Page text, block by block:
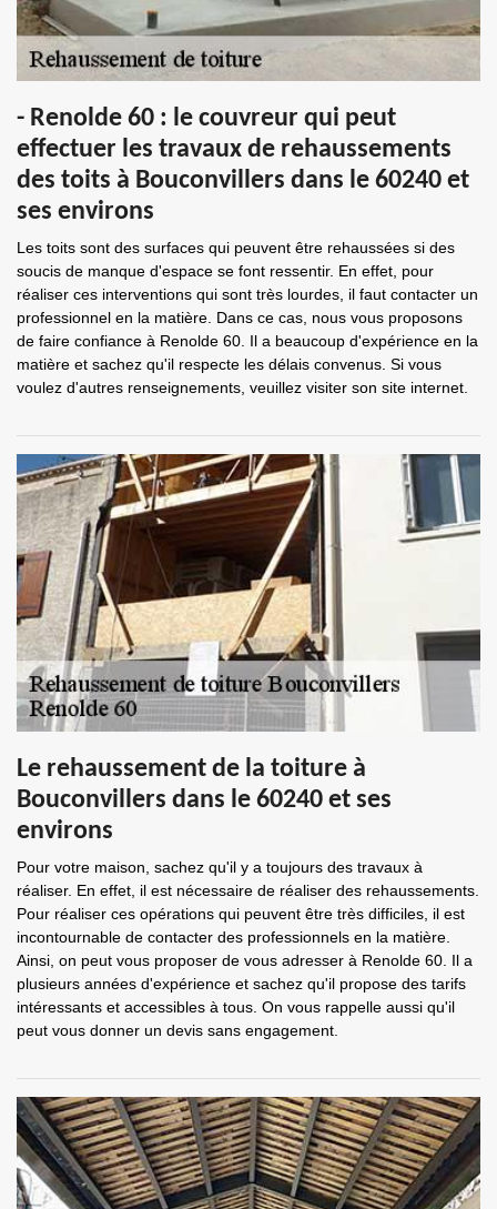
- Renolde 60 : le couvreur qui peut
effectuer les travaux de rehaussements
des toits à Bouconvillers dans le 60240 et
ses environs
Les toits sont des surfaces qui peuvent être rehaussées si des
soucis de manque d'espace se font ressentir. En effet, pour
réaliser ces interventions qui sont très lourdes, il faut contacter un
professionnel en la matière. Dans ce cas, nous vous proposons
de faire confiance à Renolde 60. Il a beaucoup d'expérience en la
matière et sachez qu'il respecte les délais convenus. Si vous
voulez d'autres renseignements, veuillez visiter son site internet.
Le rehaussement de la toiture à
Bouconvillers dans le 60240 et ses
environs
Pour votre maison, sachez qu'il y a toujours des travaux à
réaliser. En effet, il est nécessaire de réaliser des rehaussements.
Pour réaliser ces opérations qui peuvent être très difficiles, il est
incontournable de contacter des professionnels en la matière.
Ainsi, on peut vous proposer de vous adresser à Renolde 60. Il a
plusieurs années d'expérience et sachez qu'il propose des tarifs
intéressants et accessibles à tous. On vous rappelle aussi qu'il
peut vous donner un devis sans engagement.